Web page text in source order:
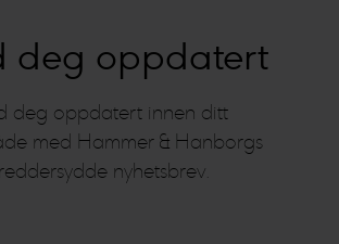
deg oppdatert
deg oppdatert innen ditt
med Hammer & Hanborgs
nyhetsbrev.